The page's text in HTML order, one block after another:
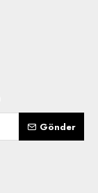
Gönder